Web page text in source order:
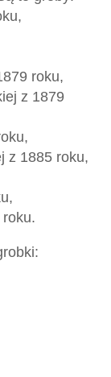
roku,
z 1879
z 1885 roku,
roku.